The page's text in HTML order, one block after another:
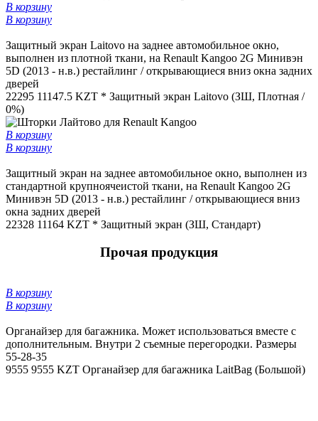
В корзину
В корзину
Защитный экран Laitovo на заднее автомобильное окно,
выполнен из плотной ткани, на Renault Kangoo 2G Минивэн
5D (2013 - н.в.) рестайлинг / открывающиеся вниз окна задних
дверей
22295 11147.5 KZT * Защитный экран Laitovo (ЗШ, Плотная /
0%)
В корзину
В корзину
Защитный экран на заднее автомобильное окно, выполнен из
стандартной крупноячеистой ткани, на Renault Kangoo 2G
Минивэн 5D (2013 - н.в.) рестайлинг / открывающиеся вниз
окна задних дверей
22328 11164 KZT * Защитный экран (ЗШ, Стандарт)
Прочая продукция
В корзину
В корзину
Органайзер для багажника. Может использоваться вместе с
дополнительным. Внутри 2 съемные перегородки. Размеры
55-28-35
9555 9555 KZT Органайзер для багажника LaitBag (Большой)